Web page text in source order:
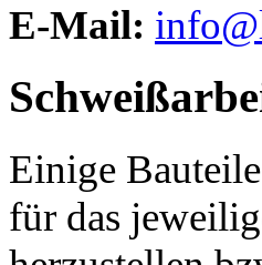
E-Mail:
Einige
für das